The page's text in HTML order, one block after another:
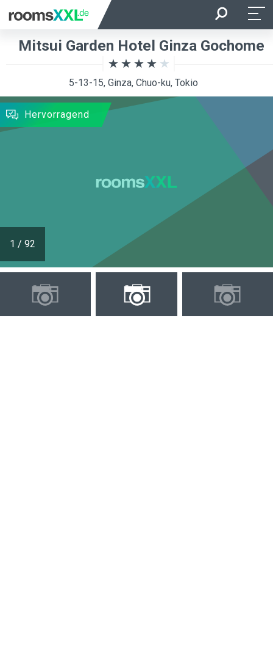
Belegung je Zimmer Zimmer
SUCHEN
Mitsui Garden Hotel Ginza Gochome
5-13-15, Ginza, Chuo-ku, Tokio
1 / 92
Hervorragend